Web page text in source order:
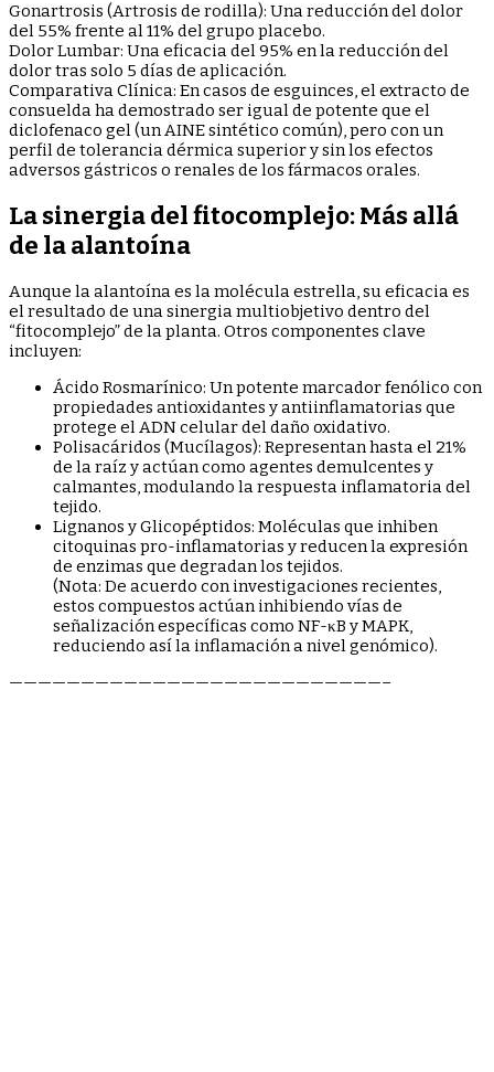
Gonartrosis (Artrosis de rodilla): Una reducción del dolor
del 55% frente al 11% del grupo placebo.
Dolor Lumbar: Una eficacia del 95% en la reducción del
dolor tras solo 5 días de aplicación.
Comparativa Clínica: En casos de esguinces, el extracto de
consuelda ha demostrado ser igual de potente que el
diclofenaco gel (un AINE sintético común), pero con un
perfil de tolerancia dérmica superior y sin los efectos
adversos gástricos o renales de los fármacos orales.
La sinergia del fitocomplejo: Más allá
de la alantoína
Aunque la alantoína es la molécula estrella, su eficacia es
el resultado de una sinergia multiobjetivo dentro del
“fitocomplejo” de la planta. Otros componentes clave
incluyen:
Ácido Rosmarínico: Un potente marcador fenólico con
propiedades antioxidantes y antiinflamatorias que
protege el ADN celular del daño oxidativo.
Polisacáridos (Mucílagos): Representan hasta el 21%
de la raíz y actúan como agentes demulcentes y
calmantes, modulando la respuesta inflamatoria del
tejido.
Lignanos y Glicopéptidos: Moléculas que inhiben
citoquinas pro-inflamatorias y reducen la expresión
de enzimas que degradan los tejidos.
(Nota: De acuerdo con investigaciones recientes,
estos compuestos actúan inhibiendo vías de
señalización específicas como NF-κB y MAPK,
reduciendo así la inflamación a nivel genómico).
——————————————————————————–